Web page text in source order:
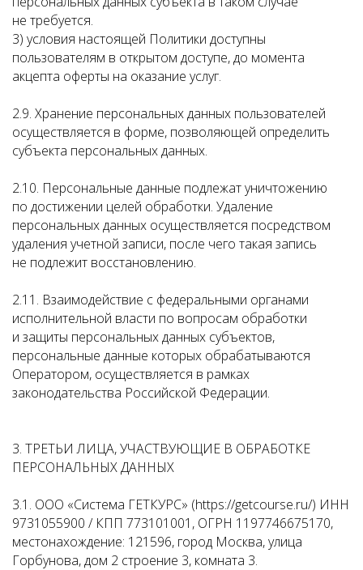
не требуется.
3) условия настоящей Политики доступны
пользователям в открытом доступе, до момента
акцепта оферты на оказание услуг.
2.9. Хранение персональных данных пользователей
осуществляется в форме, позволяющей определить
субъекта персональных данных.
2.10. Персональные данные подлежат уничтожению
по достижении целей обработки. Удаление
персональных данных осуществляется посредством
удаления учетной записи, после чего такая запись
не подлежит восстановлению.
2.11. Взаимодействие с федеральными органами
исполнительной власти по вопросам обработки
и защиты персональных данных субъектов,
персональные данные которых обрабатываются
Оператором, осуществляется в рамках
законодательства Российской Федерации.
3. ТРЕТЬИ ЛИЦА, УЧАСТВУЮЩИЕ В ОБРАБОТКЕ
ПЕРСОНАЛЬНЫХ ДАННЫХ
3.1. ООО «Система ГЕТКУРС» (https://getcourse.ru/) ИНН
9731055900 / КПП 773101001, ОГРН 1197746675170,
местонахождение: 121596, город Москва, улица
Горбунова, дом 2 строение 3, комната 3.